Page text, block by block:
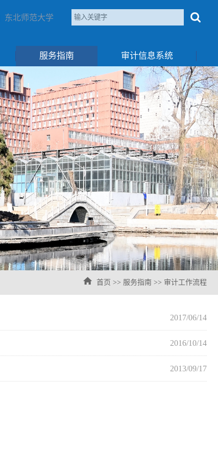
东北师范大学
服务指南 审计信息系统
首页 >> 服务指南 >> 审计工作流程
2017/06/14
2016/10/14
2013/09/17